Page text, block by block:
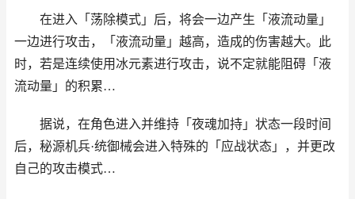
在进入「荡除模式」后，将会一边产生「液流动量」
一边进行攻击，「液流动量」越高，造成的伤害越大。此
时，若是连续使用冰元素进行攻击，说不定就能阻碍「液
流动量」的积累…
据说，在角色进入并维持「夜魂加持」状态一段时间
后，秘源机兵·统御械会进入特殊的「应战状态」，并更改
自己的攻击模式…